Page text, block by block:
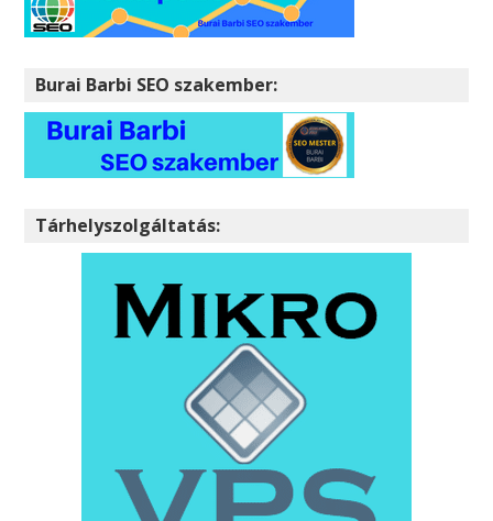
Burai Barbi SEO szakember:
Tárhelyszolgáltatás: